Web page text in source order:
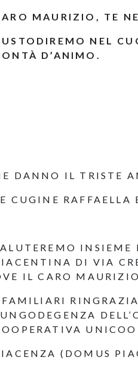
MAURIZIO, TE
NEL
D’ANIMO.
DANNO IL TRISTE
CUGINE RAFFAELLA
DI VIA
IL CARO
(DOMUS